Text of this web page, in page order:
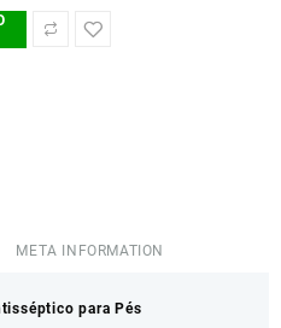
META INFORMATION
para Pés